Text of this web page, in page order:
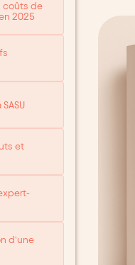
coûts de
2025
et
d’une